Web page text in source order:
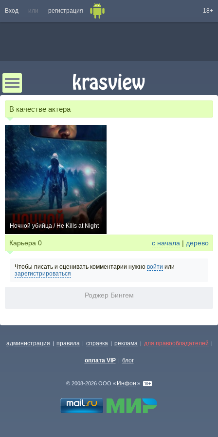
Вход или регистрация 18+
В качестве актера
Ночной убийца / He Kills at Night
Карьера 0 с начала | дерево
Чтобы писать и оценивать комментарии нужно войти или
зарегистрироваться
Роджер Бингем
администрация | правила | справка | реклама | для правообладателей |
оплата VIP | блог
© 2008-2026 ООО « Инфон »